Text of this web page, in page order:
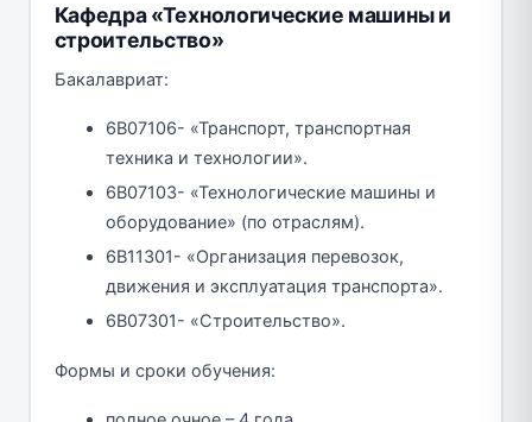
Кафедра «Технологические машины и
строительство»
Бакалавриат:
6В07106- «Транспорт, транспортная
техника и технологии».
6В07103- «Технологические машины и
оборудование» (по отраслям).
6В11301- «Организация перевозок,
движения и эксплуатация транспорта».
6В07301- «Строительство».
Формы и сроки обучения: